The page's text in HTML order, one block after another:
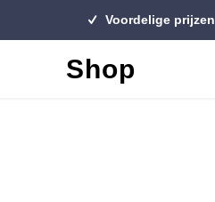
Voordelige prijzen
Shop